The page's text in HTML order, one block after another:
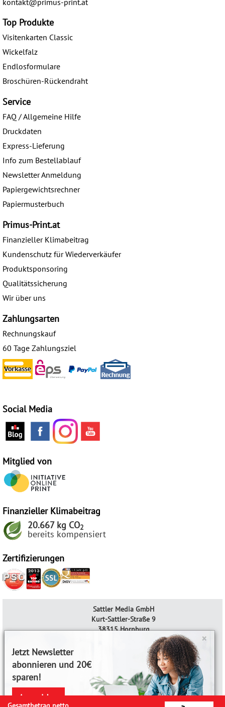
×
Jetzt Newsletter
abonnieren und 20€
sparen!
Anmelden
Top Produkte
Visitenkarten Classic
Wickelfalz
Endlosformulare
Broschüren-Rückendraht
Service
FAQ / Allgemeine Hilfe
Druckdaten
Express-Lieferung
Info zum Bestellablauf
Newsletter Anmeldung
Papiergewichtsrechner
Papiermusterbuch
Primus-Print.at
Finanzieller Klimabeitrag
Kundenschutz für Wiederverkäufer
Produktsponsoring
Qualitätssicherung
Wir über uns
Zahlungsarten
Rechnungskauf
60 Tage Zahlungsziel
Social Media
Mitglied von
Finanzieller Klimabeitrag
20.667 kg CO2
bereits kompensiert
Zertifizierungen
Sattler Media GmbH
Kurt-Sattler-Straße 9
38315 Hornburg
AGB & Widerrufsrecht
Datenschutzerklärung
Verbraucherinformationen
Disclaimer